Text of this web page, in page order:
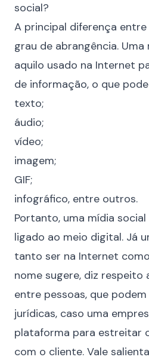
social?
A principal diferença
grau de abrangência.
aquilo usado na Internet
de informação, o que
texto;
áudio;
vídeo;
imagem;
GIF;
infográfico, entre outros.
Portanto, uma mídia
ligado ao meio digital. Já
tanto ser na Internet
nome sugere, diz respeito
entre pessoas, que
jurídicas, caso uma
plataforma para estreitar
com o cliente. Vale